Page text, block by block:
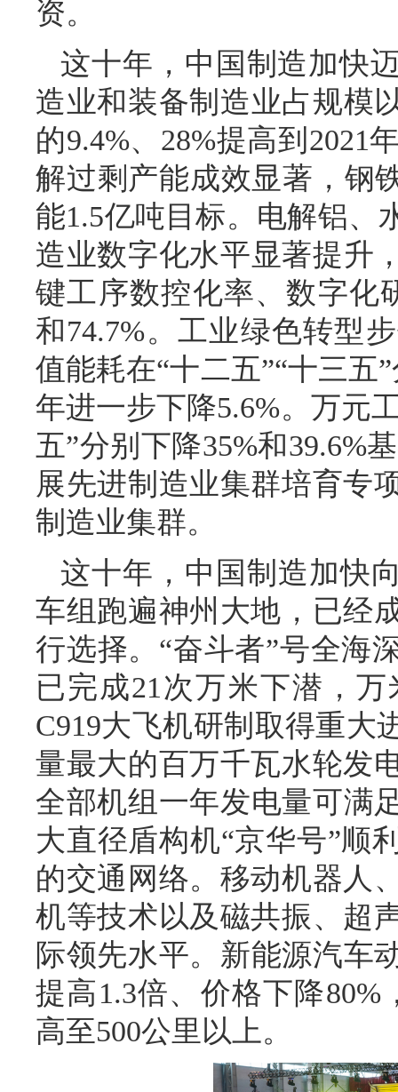
资。
这十年，中国制造加快
造业和装备制造业占规模
的9.4%、28%提高到2021
解过剩产能成效显著，钢
能1.5亿吨目标。电解铝、
造业数字化水平显著提升
键工序数控化率、数字化
和74.7%。工业绿色转型
值能耗在“十二五”“十三五
年进一步下降5.6%。万元
五”分别下降35%和39.6%
展先进制造业集群培育专
制造业集群。
这十年，中国制造加快
车组跑遍神州大地，已经
行选择。“奋斗者”号全海
已完成21次万米下潜，
C919大飞机研制取得重大
量最大的百万千瓦水轮发
全部机组一年发电量可满
大直径盾构机“京华号”顺
的交通网络。移动机器人
机等技术以及磁共振、超
际领先水平。新能源汽车
提高1.3倍、价格下降
高至500公里以上。